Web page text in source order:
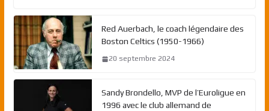
Red Auerbach, le coach légendaire des
Boston Celtics (1950-1966)
20 septembre 2024
Sandy Brondello, MVP de l’Euroligue en
1996 avec le club allemand de